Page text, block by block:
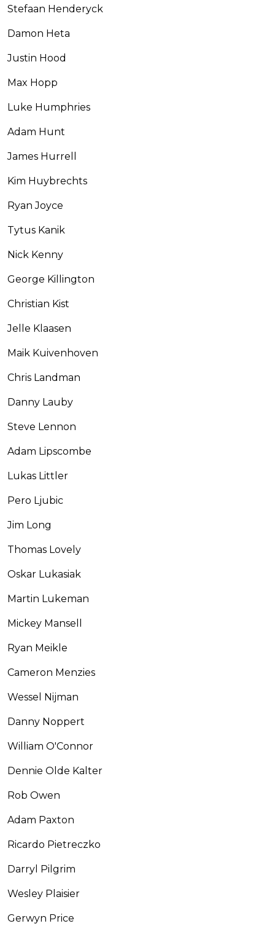
Stefaan Henderyck
Damon Heta
Justin Hood
Max Hopp
Luke Humphries
Adam Hunt
James Hurrell
Kim Huybrechts
Ryan Joyce
Tytus Kanik
Nick Kenny
George Killington
Christian Kist
Jelle Klaasen
Maik Kuivenhoven
Chris Landman
Danny Lauby
Steve Lennon
Adam Lipscombe
Lukas Littler
Pero Ljubic
Jim Long
Thomas Lovely
Oskar Lukasiak
Martin Lukeman
Mickey Mansell
Ryan Meikle
Cameron Menzies
Wessel Nijman
Danny Noppert
William O'Connor
Dennie Olde Kalter
Rob Owen
Adam Paxton
Ricardo Pietreczko
Darryl Pilgrim
Wesley Plaisier
Gerwyn Price